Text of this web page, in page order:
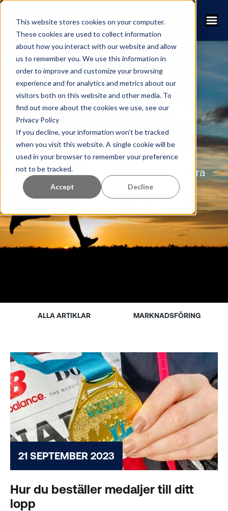
This website stores cookies on your computer.
These cookies are used to collect information
about how you interact with our website and allow
us to remember you. We use this information in
order to improve and customize your browsing
experience and for analytics and metrics about our
visitors both on this website and other media. To
find out more about the cookies we use, see our
Privacy Policy
If you decline, your information won’t be tracked
when you visit this website. A single cookie will be
used in your browser to remember your preference
not to be tracked.
Accept Decline
RACEID LEARNING
CENTER
Håll dig uppdaterad om det senaste inom
enduroracingbranschen och få de bästa
tipsen.
från gemenskapen om hur du kan förbättra
din lopp och förbättra
lopp upplevelsen för dina tävlande.
ALLA ARTIKLAR MARKNADSFÖRING
21 SEPTEMBER 2023
Hur du beställer medaljer till ditt
lopp